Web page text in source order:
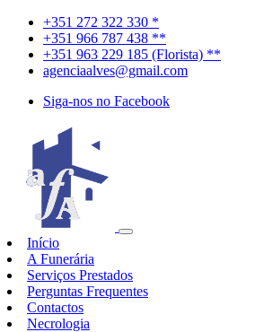
+351 272 322 330 *
+351 966 787 438 **
+351 963 229 185 (Florista) **
agenciaalves@gmail.com
Siga-nos no Facebook
Início
A Funerária
Serviços Prestados
Perguntas Frequentes
Contactos
Necrologia